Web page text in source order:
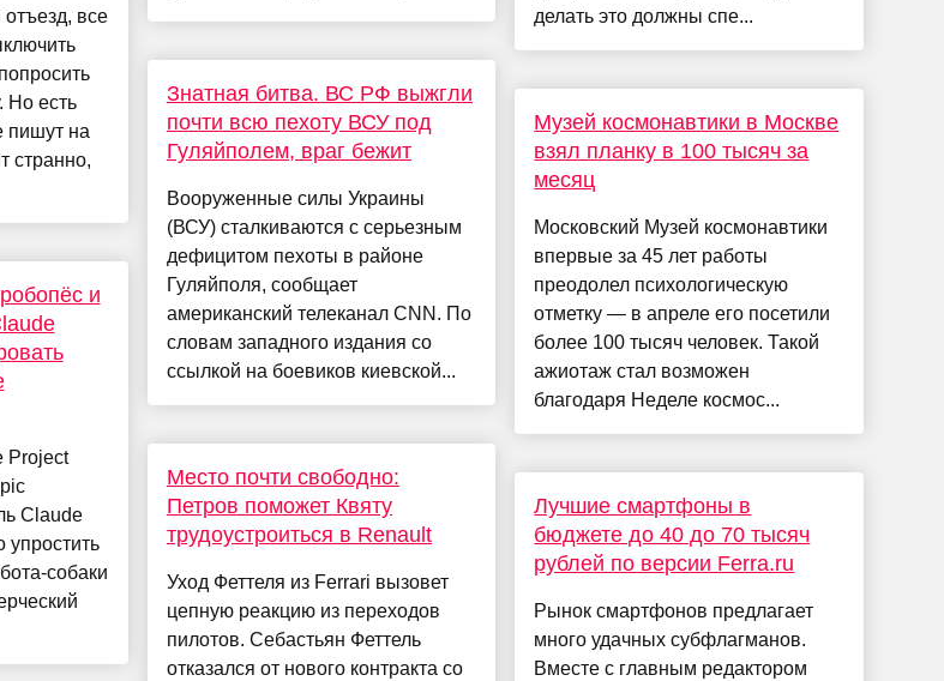
все
Но есть
пишут на
странно,
и
Project
Claude
упростить
собаки
Знатная битва. ВС РФ выжгли
почти всю пехоту ВСУ под
Гуляйполем, враг бежит
Вооруженные силы Украины
(ВСУ) сталкиваются с серьезным
дефицитом пехоты в районе
Гуляйполя, сообщает
американский телеканал CNN. По
словам западного издания со
ссылкой на боевиков киевской...
Место почти свободно:
Петров поможет Квяту
трудоустроиться в Renault
Уход Феттеля из Ferrari вызовет
цепную реакцию из переходов
пилотов. Себастьян Феттель
отказался от нового контракта со
делать это должны спе...
Музей космонавтики в Москве
взял планку в 100 тысяч за
месяц
Московский Музей космонавтики
впервые за 45 лет работы
преодолел психологическую
отметку — в апреле его посетили
более 100 тысяч человек. Такой
ажиотаж стал возможен
благодаря Неделе космос...
Лучшие смартфоны в
бюджете до 40 до 70 тысяч
рублей по версии Ferra.ru
Рынок смартфонов предлагает
много удачных субфлагманов.
Вместе с главным редактором